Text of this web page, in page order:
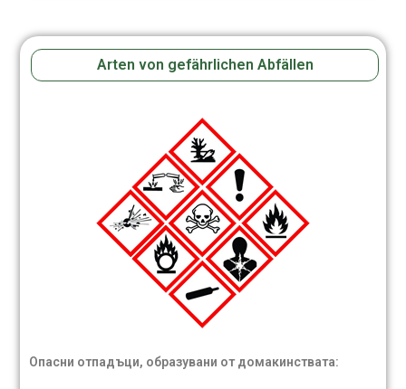
Arten von gefährlichen Abfällen
Опасни отпадъци, образувани от домакинствата: